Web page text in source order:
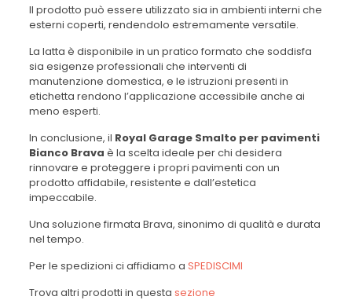
Il prodotto può essere utilizzato sia in ambienti interni che
esterni coperti, rendendolo estremamente versatile.
La latta è disponibile in un pratico formato che soddisfa
sia esigenze professionali che interventi di
manutenzione domestica, e le istruzioni presenti in
etichetta rendono l’applicazione accessibile anche ai
meno esperti.
In conclusione, il Royal Garage Smalto per pavimenti
Bianco Brava è la scelta ideale per chi desidera
rinnovare e proteggere i propri pavimenti con un
prodotto affidabile, resistente e dall’estetica
impeccabile.
Una soluzione firmata Brava, sinonimo di qualità e durata
nel tempo.
Per le spedizioni ci affidiamo a SPEDISCIMI
Trova altri prodotti in questa sezione